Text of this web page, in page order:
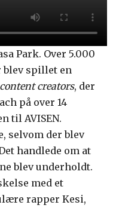
Park. Over 5.000
blev spillet en
content creators, der
på over 14
til AVISEN.
selvom der blev
handlede om at
blev underholdt.
med et
rapper Kesi,